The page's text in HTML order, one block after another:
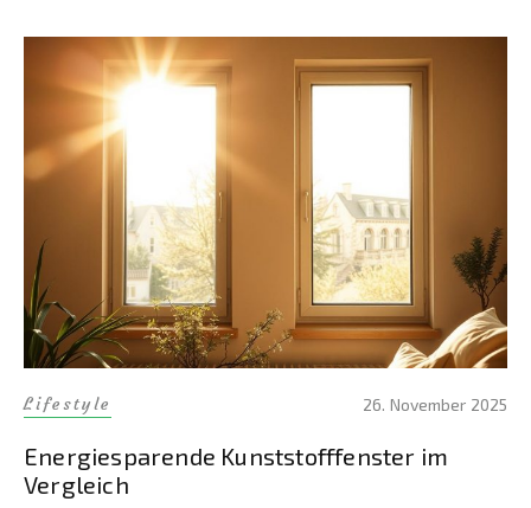
Lifestyle 26. November 2025
Energiesparende Kunststofffenster im
Vergleich